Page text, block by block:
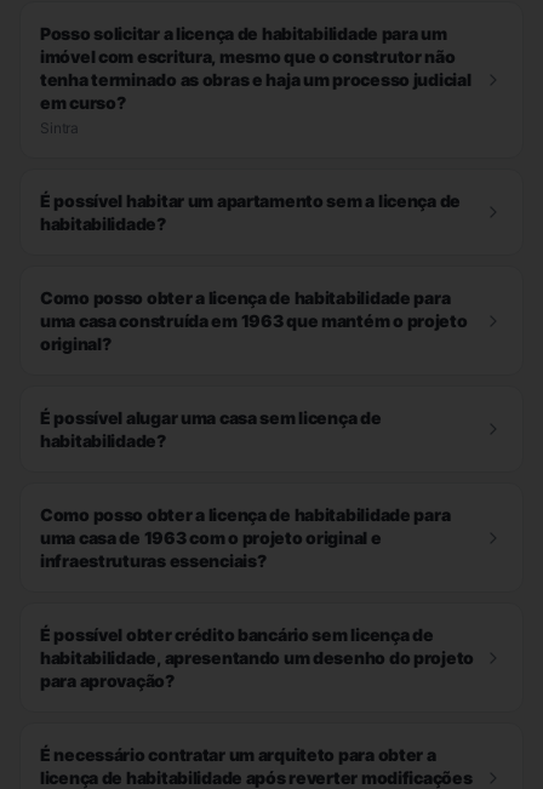
Posso solicitar a licença de habitabilidade para um
imóvel com escritura, mesmo que o construtor não
tenha terminado as obras e haja um processo judicial
em curso?
Sintra
É possível habitar um apartamento sem a licença de
habitabilidade?
Como posso obter a licença de habitabilidade para
uma casa construída em 1963 que mantém o projeto
original?
É possível alugar uma casa sem licença de
habitabilidade?
Como posso obter a licença de habitabilidade para
uma casa de 1963 com o projeto original e
infraestruturas essenciais?
É possível obter crédito bancário sem licença de
habitabilidade, apresentando um desenho do projeto
para aprovação?
É necessário contratar um arquiteto para obter a
licença de habitabilidade após reverter modificações